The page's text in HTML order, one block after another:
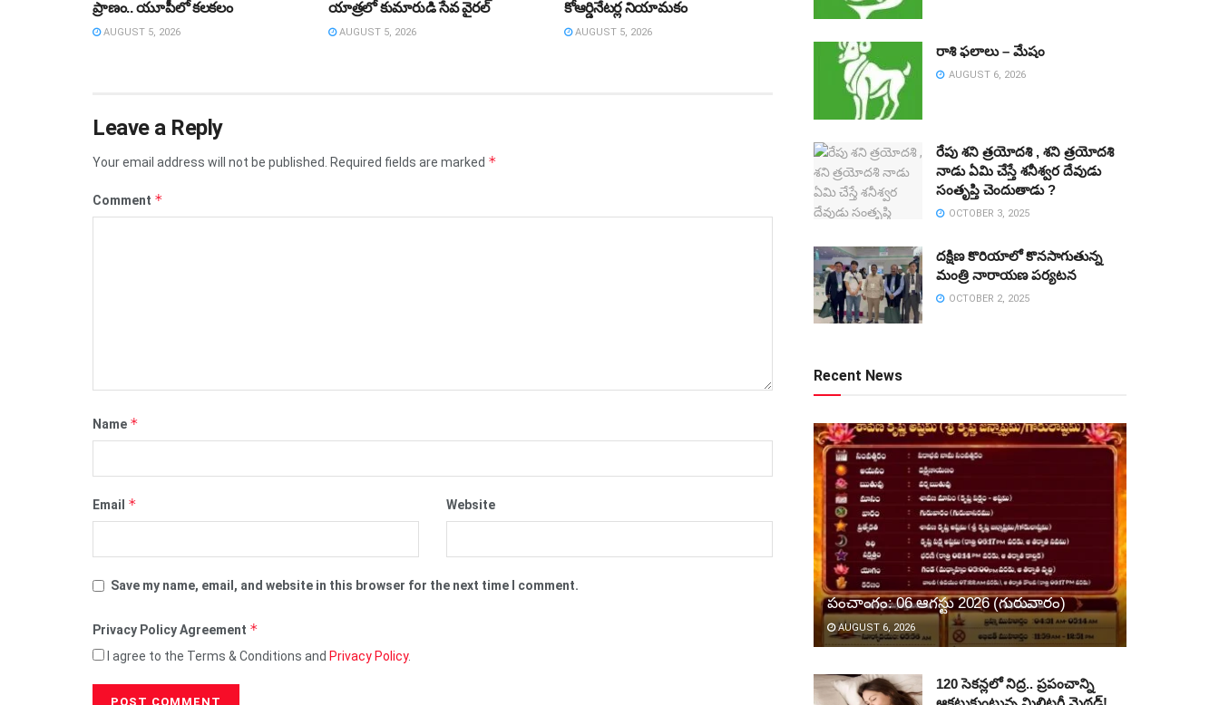
ప్రాణం.. యూపీలో కలకలం
AUGUST 5, 2026
యాత్రలో కుమారుడి సేవ వైరల్
AUGUST 5, 2026
కోఆర్డినేటర్ల నియామకం
AUGUST 5, 2026
Leave a Reply
Your email address will not be published. Required fields are marked *
Comment *
Name *
Email * Website
Save my name, email, and website in this browser for the next time I comment.
Privacy Policy Agreement *
I agree to the Terms & Conditions and Privacy Policy.
రాశి ఫలాలు – మేషం
AUGUST 6, 2026
రేపు శని త్రయోదశి , శని త్రయోదశి
నాడు ఏమి చేస్తే శనీశ్వర దేవుడు
సంతృప్తి చెందుతాడు ?
OCTOBER 3, 2025
దక్షిణ కొరియాలో కొనసాగుతున్న
మంత్రి నారాయణ పర్యటన
OCTOBER 2, 2025
Recent News
పంచాంగం: 06 ఆగస్టు 2026 (గురువారం)
AUGUST 6, 2026
120 సెకన్లలో నిద్ర.. ప్రపంచాన్ని